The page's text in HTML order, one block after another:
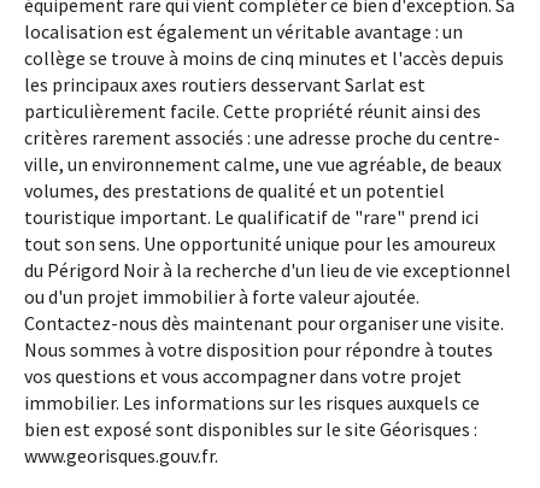
équipement rare qui vient compléter ce bien d'exception. Sa
localisation est également un véritable avantage : un
collège se trouve à moins de cinq minutes et l'accès depuis
les principaux axes routiers desservant Sarlat est
particulièrement facile. Cette propriété réunit ainsi des
critères rarement associés : une adresse proche du centre-
ville, un environnement calme, une vue agréable, de beaux
volumes, des prestations de qualité et un potentiel
touristique important. Le qualificatif de "rare" prend ici
tout son sens. Une opportunité unique pour les amoureux
du Périgord Noir à la recherche d'un lieu de vie exceptionnel
ou d'un projet immobilier à forte valeur ajoutée.
Contactez-nous dès maintenant pour organiser une visite.
Nous sommes à votre disposition pour répondre à toutes
vos questions et vous accompagner dans votre projet
immobilier. Les informations sur les risques auxquels ce
bien est exposé sont disponibles sur le site Géorisques :
www.georisques.gouv.fr.